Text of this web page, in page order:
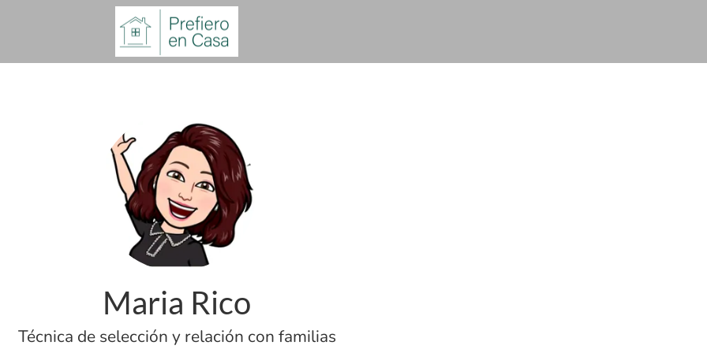
Maria Rico
Técnica de selección y relación con familias